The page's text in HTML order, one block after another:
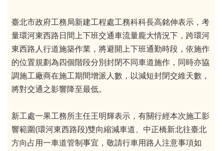
臺北市政府工務局新建工程處工務科科長高銘伸表示，考
量環河東西路日間上下班交通車流量龐大情況下，跨環河
東西路人行道施築作業，將避開上下班通勤時段，依施作
的位置規劃為四個階段分別封閉不同車道施作，同時亦協
調施工廠商在施工期間增派人數，以減短封閉交維天數，
將對交通之影響降至最低。
新工處一果工務所主任王明輝表示，有關行經本次施工影
響範圍(環河東西路段)雙向縮減車道、中正橋新北往臺北
方向占用一車道管制事宜，敬請行車用路人注意事項如